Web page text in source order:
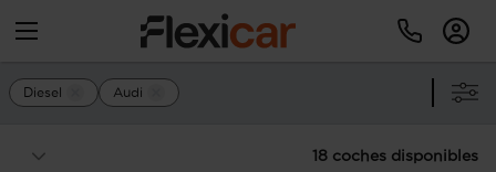
Diesel Audi
18 coches disponibles